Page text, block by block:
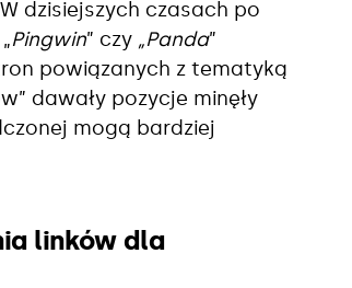
dzisiejszych czasach po
Pingwin” czy „Panda”
powiązanych z tematyką
dawały pozycje minęły
mogą bardziej
linków dla